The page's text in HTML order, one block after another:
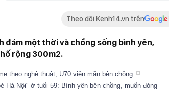
Theo dõi Kenh14.vn trên
đám một thời và chồng sống bình yên,
rộng 300m2.
theo nghệ thuật, U70 viên mãn bên chồng
Hà Nội" ở tuổi 59: Bình yên bên chồng, muốn đóng